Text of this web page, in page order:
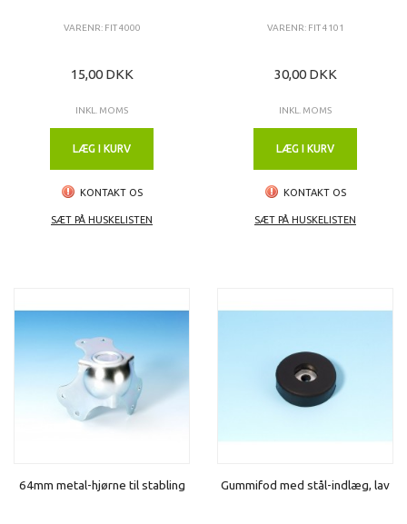
VARENR: FIT 4000
15,00 DKK
INKL. MOMS
LÆG I KURV
KONTAKT OS
SÆT PÅ HUSKELISTEN
VARENR: FIT 4101
30,00 DKK
INKL. MOMS
LÆG I KURV
KONTAKT OS
SÆT PÅ HUSKELISTEN
64mm metal-hjørne til stabling Gummifod med stål-indlæg, lav